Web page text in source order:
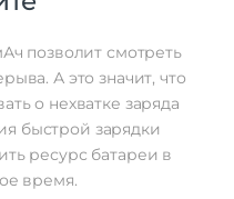
позволит смотреть
А это значит, что
о нехватке заряда
быстрой зарядки
ресурс батареи в
время.